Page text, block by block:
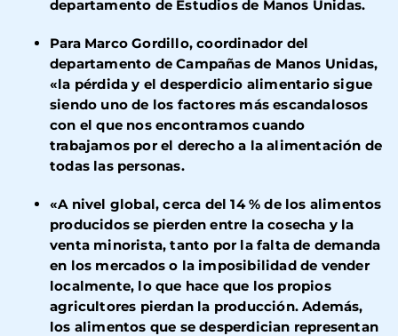
departamento de Estudios de Manos Unidas.
Para Marco Gordillo, coordinador del
departamento de Campañas de Manos Unidas,
«la pérdida y el desperdicio alimentario sigue
siendo uno de los factores más escandalosos
con el que nos encontramos cuando
trabajamos por el derecho a la alimentación de
todas las personas.
«A nivel global, cerca del 14 % de los alimentos
producidos se pierden entre la cosecha y la
venta minorista, tanto por la falta de demanda
en los mercados o la imposibilidad de vender
localmente, lo que hace que los propios
agricultores pierdan la producción. Además,
los alimentos que se desperdician representan